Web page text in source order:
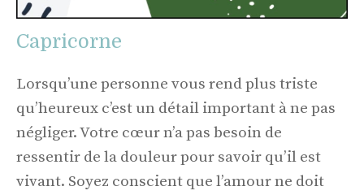
Capricorne
Lorsqu’une personne vous rend plus triste
qu’heureux c’est un détail important à ne pas
négliger. Votre cœur n’a pas besoin de
ressentir de la douleur pour savoir qu’il est
vivant. Soyez conscient que l’amour ne doit